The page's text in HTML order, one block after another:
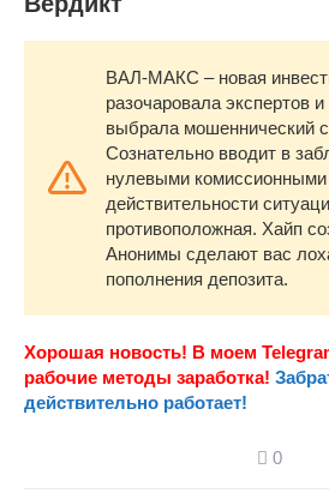
ВАЛ-МАКС – новая
разочаровала экспертов
выбрала мошеннический
Сознательно вводит в
нулевыми
действительности
противоположная. Хайп
Анонимы сделают вас
пополнения депозита.
Хорошая новость! В моем
рабочие методы заработка!
действительно работает!
0